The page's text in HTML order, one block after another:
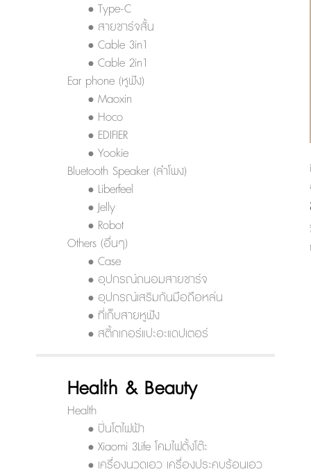
• Type-C
• สายชาร์จสั้น
• Cable 3in1
• Cable 2in1
Ear phone (หูฟัง)
• Maoxin
• Hoco
• EDIFIER
• Yookie
Bluetooth Speaker (ลำโพง)
• Liberfeel
• Jelly
• Robot
Others (อื่นๆ)
• Case
• อุปกรณ์ถนอมสายชาร์จ
• อุปกรณ์เสริมกันมือถือหล่น
• ที่เก็บสายหูฟัง
• สติ้กเกอร์แปะอะแดปเตอร์
Health & Beauty
Health
• ปิ่นโตไฟฟ้า
• Xiaomi 3Life โคมไฟตั้งโต๊ะ
• เครื่องนวดเอว เครื่องประคบร้อนเอว